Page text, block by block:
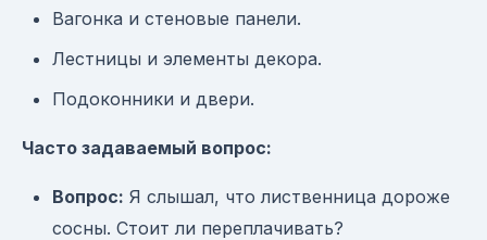
Вагонка и стеновые панели.
Лестницы и элементы декора.
Подоконники и двери.
Часто задаваемый вопрос:
Вопрос: Я слышал, что лиственница дороже
сосны. Стоит ли переплачивать?